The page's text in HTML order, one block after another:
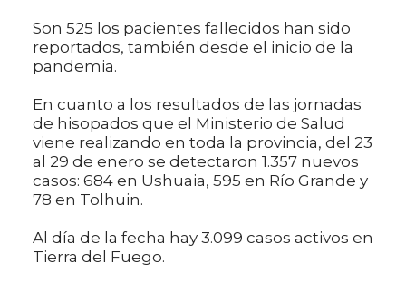
Son 525 los pacientes fallecidos han sido
reportados, también desde el inicio de la
pandemia.
En cuanto a los resultados de las jornadas
de hisopados que el Ministerio de Salud
viene realizando en toda la provincia, del 23
al 29 de enero se detectaron 1.357 nuevos
casos: 684 en Ushuaia, 595 en Río Grande y
78 en Tolhuin.
Al día de la fecha hay 3.099 casos activos en
Tierra del Fuego.